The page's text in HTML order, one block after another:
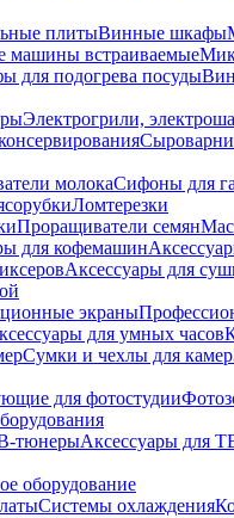
плитыВинные шкафы
машины встраиваемые
для подогрева посуды
Электрогрили,
Сыроварни
молокаСифоны для
Ломтерезки
Проращиватели семян
для кофемашин
Аксессуары для
экраны
для умных часов
Сумки и чехлы для камер
для фотостудии
тюнерыАксессуары для
оборудование
Системы охлаждения